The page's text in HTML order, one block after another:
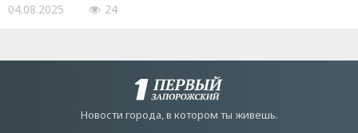
04.08.2025 24
Новости города, в котором ты живешь.